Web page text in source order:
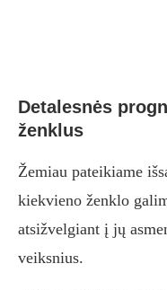
Detalesnės
ženklus
Žemiau pateikiame
kiekvieno ženklo
atsižvelgiant į jų
veiksnius.